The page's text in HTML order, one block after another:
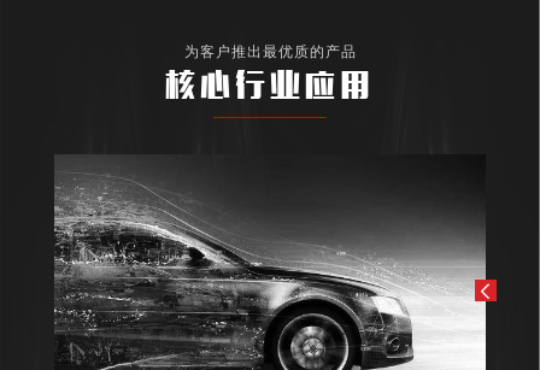
为客户推出最优质的产品
核心行业应用